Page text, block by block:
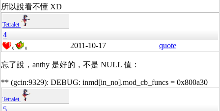
所以說看不懂 XD
Tetralet
4
0 0 2011-10-17 quote
忘了說，anthy 是好的，不是 NULL 值：
** (gcin:9329): DEBUG: inmd[in_no].mod_cb_funcs = 0x800a30
Tetralet